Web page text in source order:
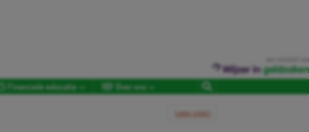
een initiatief van
Financiele educatie Over ons
Lees voor